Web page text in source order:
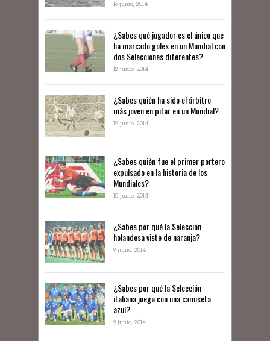
16 junio, 2014
¿Sabes qué jugador es el único que
ha marcado goles en un Mundial con
dos Selecciones diferentes?
12 junio, 2014
¿Sabes quién ha sido el árbitro
más joven en pitar en un Mundial?
12 junio, 2014
¿Sabes quién fue el primer portero
expulsado en la historia de los
Mundiales?
10 junio, 2014
​¿Sabes por qué la Selección
holandesa viste de naranja?
9 junio, 2014
¿Sabes por qué la Selección
italiana juega con una camiseta
azul?
9 junio, 2014